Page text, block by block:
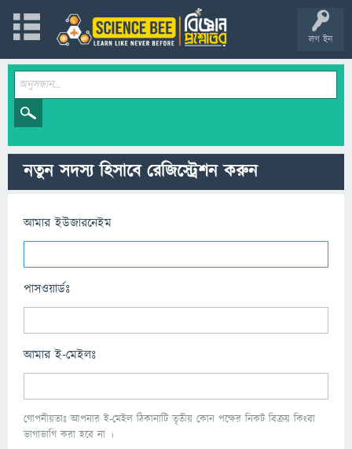
লগ ইন
নতুন সদস্য হিসাবে রেজিস্ট্রেশন করুন
আমার ইউজারনেইম
পাসওয়ার্ডঃ
আমার ই-মেইলঃ
গোপনীয়তাঃ আপনার ই-মেইল ঠিকানাটি তৃতীয় কোন পক্ষের নিকট বিক্রয় কিংবা
ভাগাভাগি করা হবে না ।